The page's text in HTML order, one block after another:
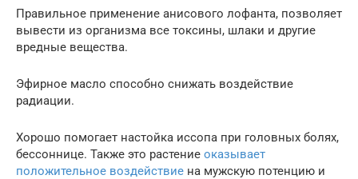
Правильное применение анисового лофанта, позволяет
вывести из организма все токсины, шлаки и другие
вредные вещества.
Эфирное масло способно снижать воздействие
радиации.
Хорошо помогает настойка иссопа при головных болях,
бессоннице. Также это растение оказывает
положительное воздействие на мужскую потенцию и